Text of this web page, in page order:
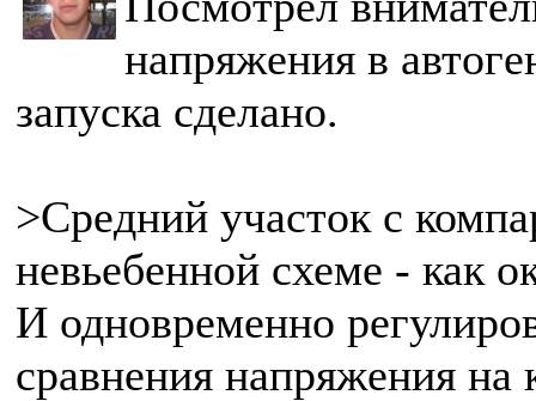
напряжения в
запуска сделано.
>Средний участок с
невьебенной схеме - как
И одновременно
сравнения напряжения